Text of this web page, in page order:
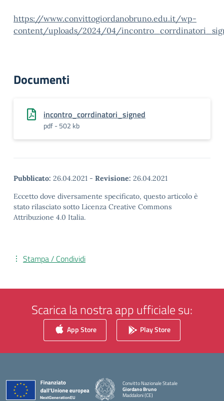
https://www.convittogiordanobruno.edu.it/wp-
content/uploads/2024/04/
Documenti
incontro_corrdinatori_signed
pdf - 502 kb
Pubblicato: 26.04.2021 - Revisione: 26.04.2021
Eccetto dove diversamente specificato, questo articolo è
stato rilasciato sotto Licenza Creative Commons
Attribuzione 4.0 Italia.
Stampa / Condividi
Scarica la nostra app ufficiale su:
App Store Play Store
Convitto Nazionale Statale
Giordano Bruno
Maddaloni (CE)